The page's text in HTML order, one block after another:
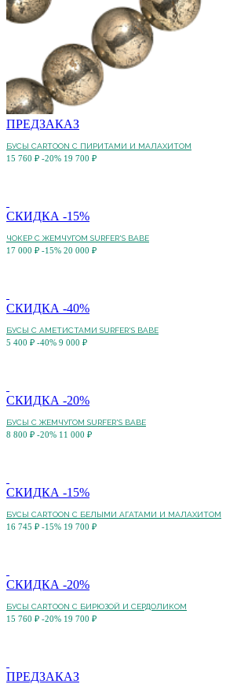
ПРЕДЗАКАЗ
БУСЫ CARTOON С ПИРИТАМИ И МАЛАХИТОМ
15 760 ₽ -20% 19 700 ₽
СКИДКА -15%
ЧОКЕР С ЖЕМЧУГОМ SURFER'S BABE
17 000 ₽ -15% 20 000 ₽
СКИДКА -40%
БУСЫ С АМЕТИСТАМИ SURFER'S BABE
5 400 ₽ -40% 9 000 ₽
СКИДКА -20%
БУСЫ С ЖЕМЧУГОМ SURFER'S BABE
8 800 ₽ -20% 11 000 ₽
СКИДКА -15%
БУСЫ CARTOON С БЕЛЫМИ АГАТАМИ И МАЛАХИТОМ
16 745 ₽ -15% 19 700 ₽
СКИДКА -20%
БУСЫ CARTOON С БИРЮЗОЙ И СЕРДОЛИКОМ
15 760 ₽ -20% 19 700 ₽
ПРЕДЗАКАЗ